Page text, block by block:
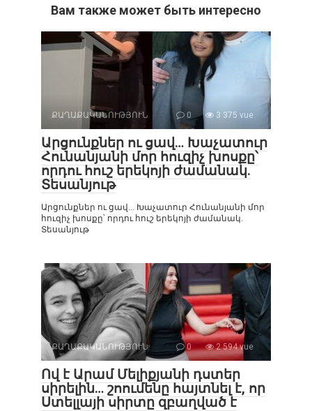
Вам также может быть интересно
ՔԱՂԱՔԱԿԱՆՈՒԹՅՈՒՆ 0 3 375 vue
Արցունքներ ու ցավ… Խաչատուր
Հունանյանի մոր հուզիչ խոսքը՝
որդու հուշ երեկոյի ժամանակ.
Տեսանյութ
Արցունքներ ու ցավ… Խաչատուր Հունանյանի մոր
հուզիչ խոսքը՝ որդու հուշ երեկոյի ժամանակ.
Տեսանյութ
ՔԱՂԱՔԱԿԱՆՈՒԹՅՈՒՆ 0 2 594 vue
Ով է Արամ Մելիքյանի դստեր
սիրելին… շոումենը հայտնել է, որ
Ստելլայի սիրտը զբաղված է